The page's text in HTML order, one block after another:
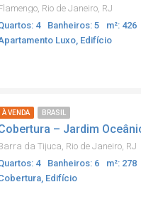
Rio de Janeiro, RJ
4
Banheiros: 5
m²: 426
Luxo, Edifício
À VENDA BRASIL
– Jardim
da Tijuca, Rio de Janeiro, RJ
4
Banheiros: 6
m²: 278
Edifício